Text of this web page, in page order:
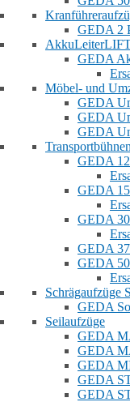
GEDA 2
GEDA
Möbel- und
GEDA
GEDA
GEDA
Transportbühnen
GEDA
GEDA
GEDA
GEDA
GEDA
Schrägaufzüge
GEDA
Seilaufzüge
GEDA
GEDA
GEDA
GEDA
GEDA